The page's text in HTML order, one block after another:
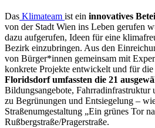
Das Klimateam ist ein innovatives
von der Stadt Wien ins Leben gerufen
dazu aufgerufen, Ideen für eine
Bezirk einzubringen. Aus den
von Bürger*innen gemeinsam mit
konkrete Projekte entwickelt und für
Floridsdorf umfassten die 21
Bildungsangebote, Fahrradinfrastruktur
zu Begrünungen und Entsiegelung –
Straßenumgestaltung „Ein grünes Tor
Rußbergstraße/Pragerstraße.